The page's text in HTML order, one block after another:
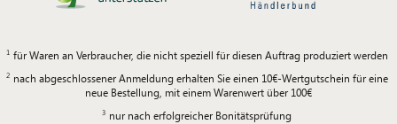
für Waren an Verbraucher, die nicht speziell für diesen Auftrag produziert werden
nach abgeschlossener Anmeldung erhalten Sie einen 10€-Wertgutschein für eine
neue Bestellung, mit einem Warenwert über 100€
nur nach erfolgreicher Bonitätsprüfung